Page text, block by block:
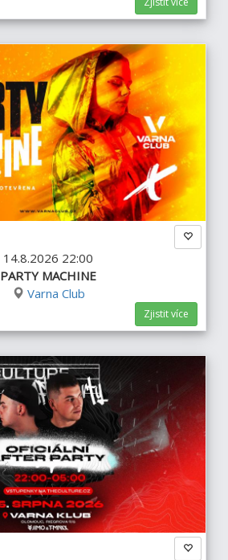
14.8.2026 22:00
PARTY MACHINE
Varna Club
Zjistit více